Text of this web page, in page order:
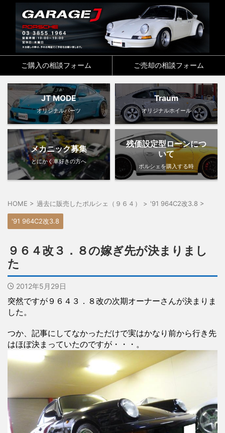
ご購入の相談フォーム ご売却の相談フォーム
JT MODE
オリジナルパーツ
Traum
オリジナルホイール
メカニック募集
とにかく車好きの方へ
残価設定型ローンにつ
いて
ポルシェを購入する時
HOME > 過去に販売したポルシェ（９６４） > '91 964C2改3.8 >
'91 964C2改3.8
９６４改３．８の嫁ぎ先が決まりまし
た
2012年5月29日
突然ですが９６４３．８改の次期オーナーさんが決まりま
した。
つか、記事にしてなかっただけで実はかなり前から行き先
はほぼ決まっていたのですが・・・。